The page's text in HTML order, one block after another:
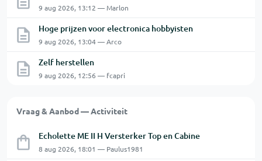
9 aug 2026, 13:12 — Marlon
Hoge prijzen voor electronica hobbyisten
9 aug 2026, 13:04 — Arco
Zelf herstellen
9 aug 2026, 12:56 — fcapri
Vraag & Aanbod — Activiteit
Echolette ME II H Versterker Top en Cabine
8 aug 2026, 18:01 — Paulus1981